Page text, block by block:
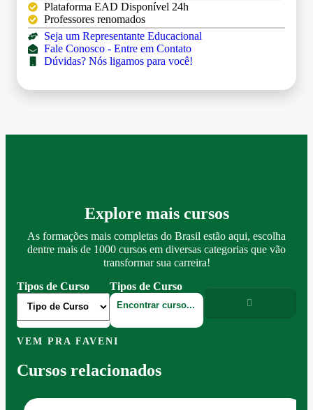
Plataforma EAD Disponível 24h
Professores renomados
Seja um Representante Educacional
Fale Conosco - Entre em Contato
Dúvidas? Nós ligamos para você!
Explore mais cursos
As formações mais completas do Brasil estão aqui, escolha
dentre mais de 1000 cursos em diversas categorias que vão
transformar sua carreira!
Tipos de Curso
Tipos de Curso
VEM PRA FAVENI
Cursos relacionados